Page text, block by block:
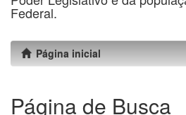
Federal.
Página inicial
Página de Busca